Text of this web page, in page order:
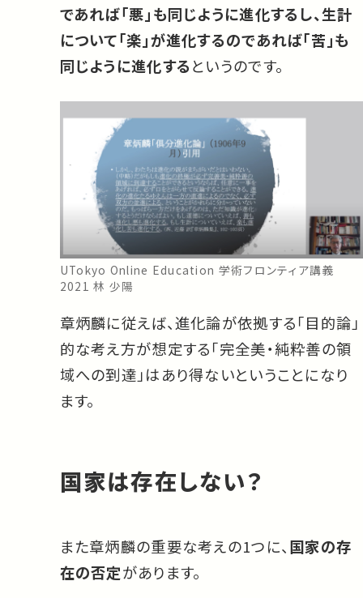
であれば「悪」も同じように進化するし、生計
について「楽」が進化するのであれば「苦」も
同じように進化するというのです。
UTokyo Online Education 学術フロンティア講義
2021 林 少陽
章炳麟に従えば、進化論が依拠する「目的論」
的な考え方が想定する「完全美・純粋善の領
域への到達」はあり得ないということになり
ます。
国家は存在しない？
また章炳麟の重要な考えの1つに、 国家の存
在の否定があります。